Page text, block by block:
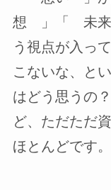
想 」「 未
う視点が入っ
こないな、と
はどう思うの
ど、ただただ
ほとんどです。